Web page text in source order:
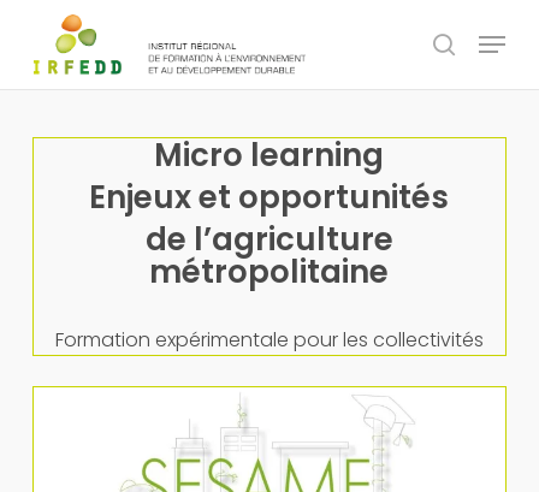
main
search
Menu
Micro learning
Enjeux et opportunités
de l’agriculture
métropolitaine
Formation expérimentale pour les collectivités
Panneau de gestion des cookies